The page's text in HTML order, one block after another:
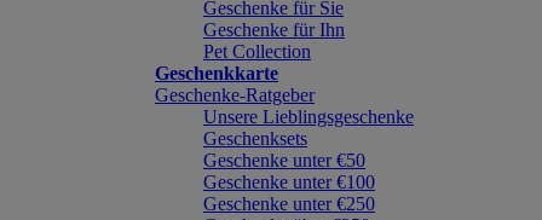
Geschenke für Sie
Geschenke für Ihn
Pet Collection
Geschenkkarte
Geschenke-Ratgeber
Unsere Lieblingsgeschenke
Geschenksets
Geschenke unter €50
Geschenke unter €100
Geschenke unter €250